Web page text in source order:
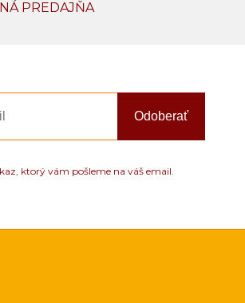
PREDAJŇA
Odoberať
ktorý vám pošleme na váš email.